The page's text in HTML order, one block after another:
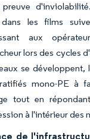
dans les films
aux
lors des cycles
se développent,
mono-PE à
tout en
à l'intérieur des
de